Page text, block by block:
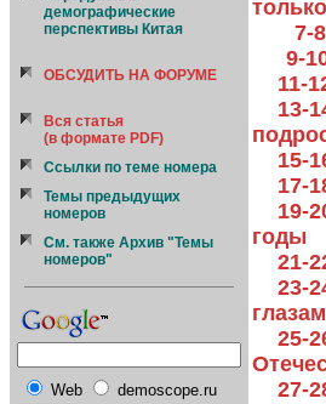
демографические
перспективы Китая
ОБСУДИТЬ НА ФОРУМЕ
Вся статья
(в формате PDF)
Ссылки по теме номера
Темы предыдущих
номеров
См. также Архив "Темы
номеров"
Web demoscope.ru
7-
9-
11-
13-
15-
17-
19-
годы
21-
23-
25-
27-